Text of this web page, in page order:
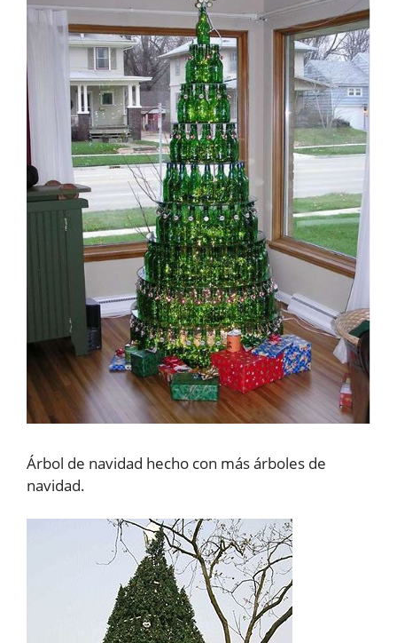
Árbol de navidad hecho con más árboles de
navidad.